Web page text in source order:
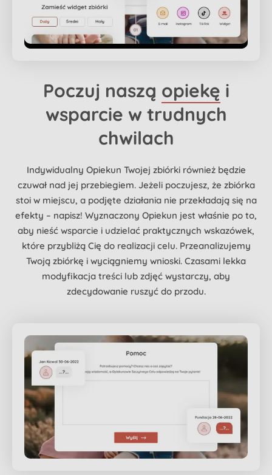
Poczuj naszą opiekę i
wsparcie w trudnych
chwilach
Indywidualny Opiekun Twojej zbiórki również będzie
czuwał nad jej przebiegiem. Jeżeli poczujesz, że zbiórka
stoi w miejscu, a podjęte działania nie przekładają się na
efekty – napisz! Wyznaczony Opiekun jest właśnie po to,
aby nieść wsparcie i udzielać praktycznych wskazówek,
które przybliżą Cię do realizacji celu. Przeanalizujemy
Twoją zbiórkę i wyciągniemy wnioski. Czasami lekka
modyfikacja treści lub zdjęć wystarczy, aby
zdecydowanie ruszyć do przodu.